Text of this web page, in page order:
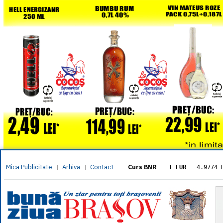
Mica Publicitate | Arhiva | Contact Curs BNR 1 EUR = 4.9774
= 5.8304
1 XAU= 464.4611
1 AED= 1.1933
1 AUD= 2.7957
1 BGN= 2.5449